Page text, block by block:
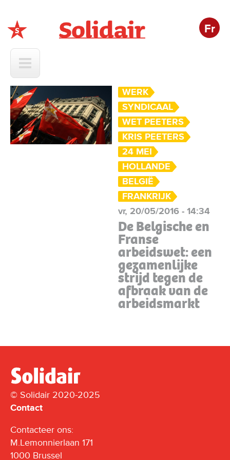
Fr
WERK
SYNDICAAL
WET PEETERS
KRIS PEETERS
24 MEI
HOLLANDE
BELGIË
FRANKRIJK
vr, 20/05/2016 - 14:34
De Belgische en
Franse
arbeidswet: een
gezamenlijke
strijd tegen de
afbraak van de
arbeidsmarkt
© Solidair 2020-2025
Contact
Contacteer ons:
M.Lemonnierlaan 171
1000 Brussel